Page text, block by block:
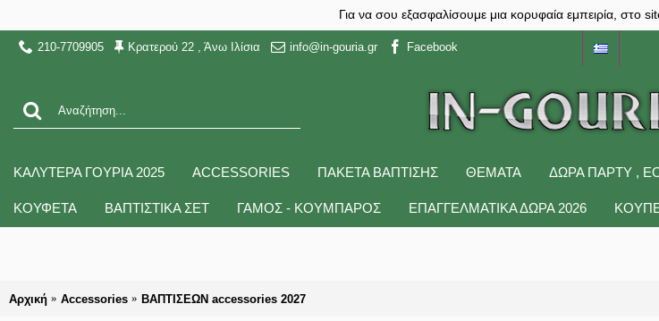
Για να σου εξασφαλίσουμε μια κορυφαία εμπειρία, στο
210-7709905 Κρατερού 22 , Άνω Ιλίσια info@in-gouria.gr Facebook
ΚΑΛΥΤΕΡΑ ΓΟΥΡΙΑ 2025 ACCESSORIES ΠΑΚΕΤΑ ΒΑΠΤΙΣΗΣ ΘΕΜΑΤΑ ΔΩΡΑ ΠΆΡΤΥ ,
ΚΟΥΦΕΤΑ ΒΑΠΤΙΣΤΙΚΑ ΣΕΤ ΓΑΜΟΣ - ΚΟΥΜΠΑΡΟΣ ΕΠΑΓΓΕΛΜΑΤΙΚΑ ΔΩΡΑ 2026
Αρχική Accessories ΒΑΠΤΙΣΕΩΝ accessories 2027